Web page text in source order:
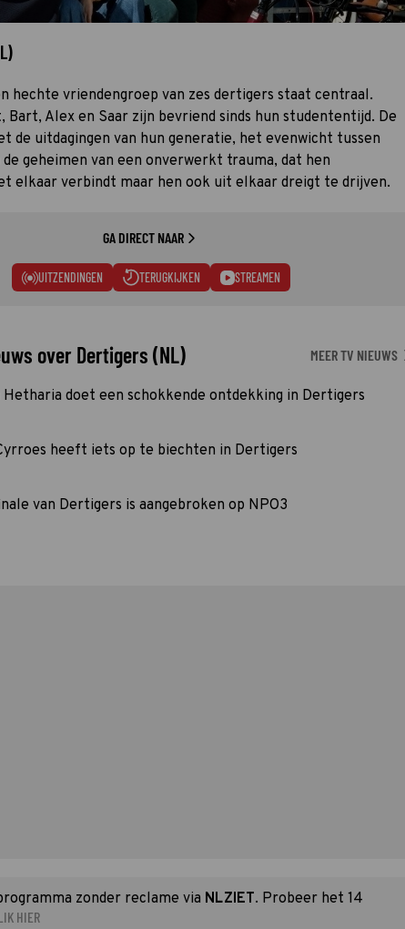
hechte vriendengroep van zes dertigers staat centraal.
Bart, Alex en Saar zijn bevriend sinds hun studententijd. De
de uitdagingen van hun generatie, het evenwicht tussen
geheimen van een onverwerkt trauma, dat hen
elkaar verbindt maar hen ook uit elkaar dreigt te drijven.
GA DIRECT NAAR
UITZENDINGEN TERUGKIJKEN STREAMEN
over Dertigers (NL) MEER TV NIEUWS
Hetharia doet een schokkende ontdekking in Dertigers
heeft iets op te biechten in Dertigers
van Dertigers is aangebroken op NPO3
zonder reclame via NLZIET. Probeer het 14
HIER